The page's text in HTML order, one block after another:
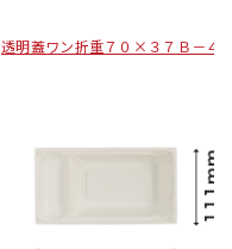
透明蓋ワン折重７０×３７Ｂ－４